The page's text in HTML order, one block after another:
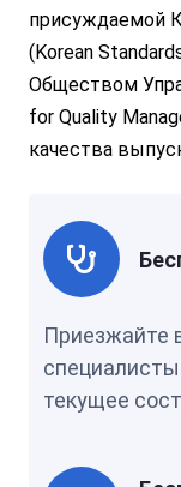
присуждаемой
(Korean
Обществом
for Quality
качества
Приезжайте
текущее